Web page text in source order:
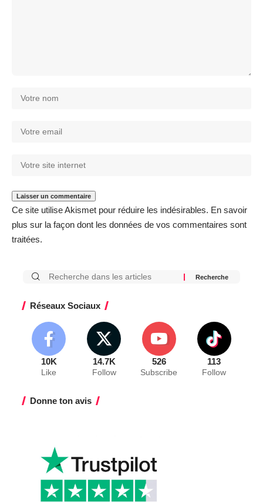
Ce site utilise Akismet pour réduire les indésirables. En savoir
plus sur la façon dont les données de vos commentaires sont
traitées.
Réseaux Sociaux
10K
Like
14.7K
Follow
526
Subscribe
113
Follow
Donne ton avis